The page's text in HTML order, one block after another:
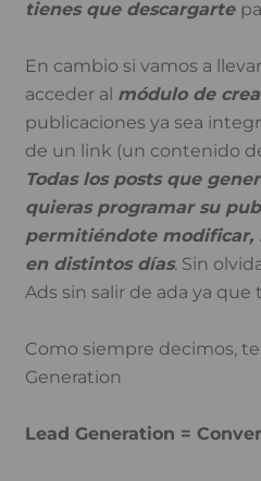
tienes que descargarte
En cambio si vamos a
acceder al módulo de
publicaciones ya sea
de un link (un contenido
Todas los posts que
quieras programar su
permitiéndote modificar,
en distintos días. Sin
Ads sin salir de ada ya
Como siempre decimos,
Generation
Lead Generation =